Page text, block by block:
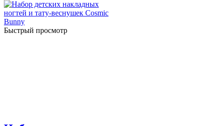
Быстрый просмотр